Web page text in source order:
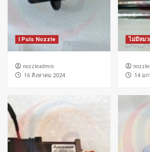
I Puls Nozzle
nozzleadmin
่16 สิงหาคม 2024
ไม่มีหม
14 ม